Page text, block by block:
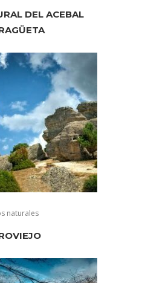
DEL ACEBAL
naturales